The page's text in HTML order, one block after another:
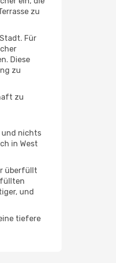
zu
Für
Diese
zu
zu
und nichts
in West
überfüllt
und
tiefere